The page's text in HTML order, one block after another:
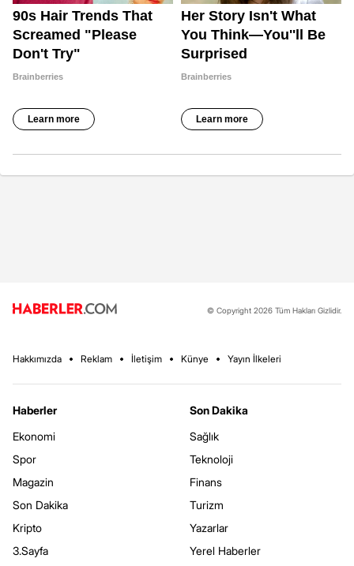
© Copyright 2026 Tüm Hakları Gizlidir.
Hakkımızda Reklam İletişim Künye Yayın İlkeleri
Haberler
Ekonomi
Spor
Magazin
Son Dakika
Kripto
3.Sayfa
Son Dakika
Sağlık
Teknoloji
Finans
Turizm
Yazarlar
Yerel Haberler